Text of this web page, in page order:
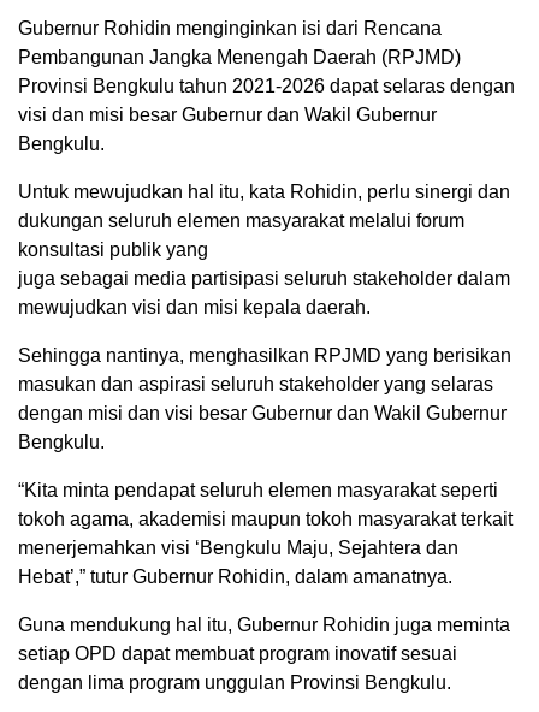
Gubernur Rohidin menginginkan isi dari Rencana
Pembangunan Jangka Menengah Daerah (RPJMD)
Provinsi Bengkulu tahun 2021-2026 dapat selaras dengan
visi dan misi besar Gubernur dan Wakil Gubernur
Bengkulu.
Untuk mewujudkan hal itu, kata Rohidin, perlu sinergi dan
dukungan seluruh elemen masyarakat melalui forum
konsultasi publik yang
juga sebagai media partisipasi seluruh stakeholder dalam
mewujudkan visi dan misi kepala daerah.
Sehingga nantinya, menghasilkan RPJMD yang berisikan
masukan dan aspirasi seluruh stakeholder yang selaras
dengan misi dan visi besar Gubernur dan Wakil Gubernur
Bengkulu.
“Kita minta pendapat seluruh elemen masyarakat seperti
tokoh agama, akademisi maupun tokoh masyarakat terkait
menerjemahkan visi ‘Bengkulu Maju, Sejahtera dan
Hebat’,” tutur Gubernur Rohidin, dalam amanatnya.
Guna mendukung hal itu, Gubernur Rohidin juga meminta
setiap OPD dapat membuat program inovatif sesuai
dengan lima program unggulan Provinsi Bengkulu.